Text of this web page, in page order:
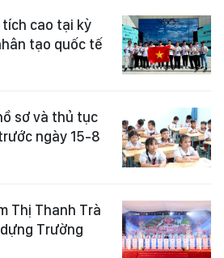
cao tại kỳ
tạo quốc tế
sơ và thủ tục
ngày 15-8
Thị Thanh Trà
Trường